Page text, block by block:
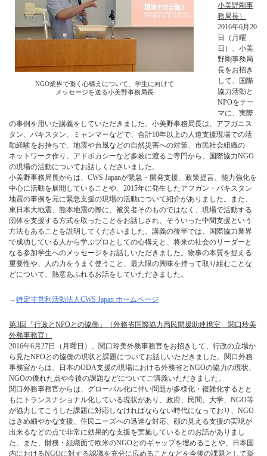
NGO業界で働く心構えについて、学生に向けて
メッセージを送る小美野事務局長
小美野剛事
務局長）
2016年6月20
日（月曜
日）、小美
野剛事務局
長をお招き
して、国際
協力活動と
NPOをテー
マに、実際
の事例を用いた講義をしていただきました。小美野事務局長は、アフガニス
タン、パキスタン、ミャンマーなどで、合計10年以上の人道支援現場での活
動経験をお持ちで、地震や台風などの自然災害への対策、市民社会組織の
ネットワーク作り、アドボカシーなど多岐に渡るご専門から、国際協力NGO
の現場の活動についてお話しくださいました。
小美野事務局長からは、CWS Japanが緊急・開発支援、政策提言、能力強化を
中心に活動を展開していることや、2015年に発生したアフガン・パキスタン
地震の事例を元に緊急支援の現場の活動について紹介がありました。また、
東日本大地震、熊本地震の際に、被災者そのものではなく、現場で活動する
団体を支援する方式を取ったことをお話しされ、そういった中間支援という
方法もあることを説明してくださいました。講義の後半では、国際協力業界
で成功している人から学ぶプロとしての心構えと、将来の社会のリーダーと
なる参加学生へのメッセージをお話しいただきました。物事の本質を捉える
重要性や、人の力をうまく使うこと、最大限の興味を持って取り組むことな
どについて、熱意あふれるお話をしていただきました。
→特定非営利活動法人CWS Japan ホームページ
第3回「行政とNPOとの協働」（外務省国際協力局民間援助連携室 関口玲美
外務事務官）
2016年6月27日（月曜日）、関口玲美外務事務官をお招きして、行政の立場か
ら見たNPOとの協働の現状と課題についてお話しいただきました。関口外務
事務官からは、日本のODA支援の現場における外務省とNGOの協力の現状、
NGOの優れた点や今後の課題などについてご講義いただきました。
関口外務事務官からは、グローバル化に伴い問題が多様化・複雑化するとと
もにトランスナショナル化している現状があり、政府、民間、大学、NGO等
が協力してこうした課題に対応しなければならない時代になっており、NGO
はきめ細やかな支援、住民ニーズへの迅速な対応、顔の見える支援の実現が
出来るなどの点で非常に効果的な支援を実施しているとのお話がありまし
た。また、財務・組織面で欧米のNGOとのギャップを埋めることや、日本国
内におけるNGOに対する認識を充分に広めることなどを今後の課題として挙